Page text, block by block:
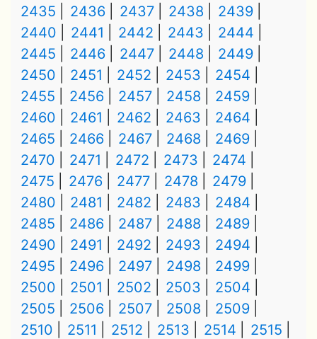
2435
2436 2437 2438
2439
2440
2441 2442 2443
2444
2445
2446 2447 2448
2449
2450
2451 2452 2453
2454
2455
2456 2457 2458
2459
2460
2461 2462 2463
2464
2465
2466 2467 2468
2469
2470
2471 2472 2473
2474
2475
2476 2477 2478
2479
2480
2481 2482 2483
2484
2485
2486 2487 2488
2489
2490
2491 2492 2493
2494
2495
2496 2497 2498
2499
2500
2501 2502 2503
2504
2505
2506 2507 2508
2509
2510
2511 2512 2513 2514
2515